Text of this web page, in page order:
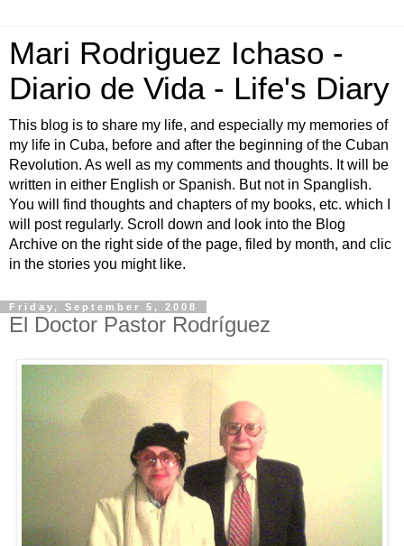
Mari Rodriguez Ichaso -
Diario de Vida - Life's Diary
This blog is to share my life, and especially my memories of
my life in Cuba, before and after the beginning of the Cuban
Revolution. As well as my comments and thoughts. It will be
written in either English or Spanish. But not in Spanglish.
You will find thoughts and chapters of my books, etc. which I
will post regularly. Scroll down and look into the Blog
Archive on the right side of the page, filed by month, and clic
in the stories you might like.
Friday, September 5, 2008
El Doctor Pastor Rodríguez